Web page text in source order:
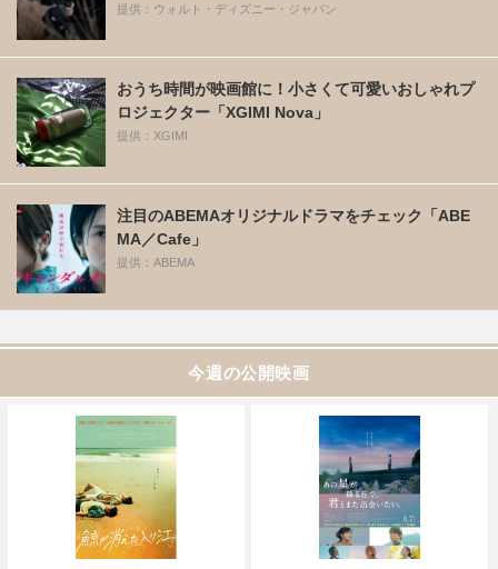
提供：ウォルト・ディズニー・ジャパン
おうち時間が映画館に！小さくて可愛いおしゃれプ
ロジェクター「XGIMI Nova」
提供：XGIMI
注目のABEMAオリジナルドラマをチェック「ABE
MA／Cafe」
提供：ABEMA
今週の公開映画